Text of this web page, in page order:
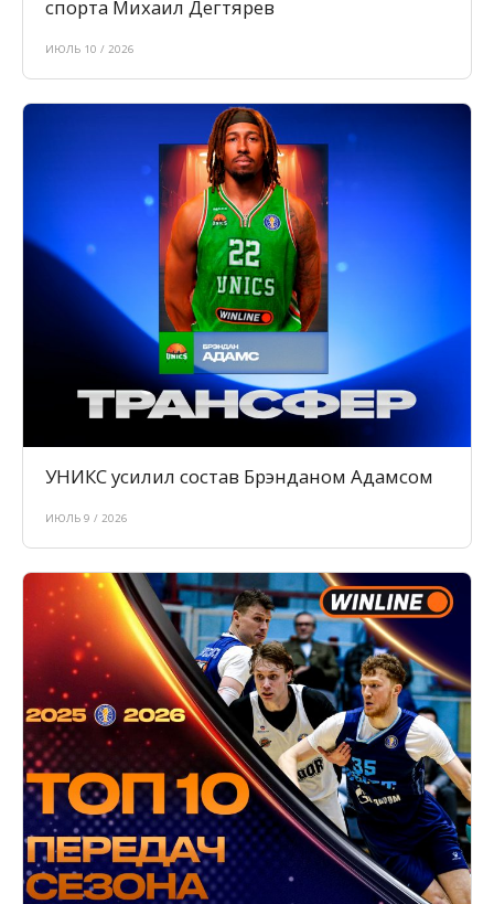
спорта Михаил Дегтярев
ИЮЛЬ 10 / 2026
УНИКС усилил состав Брэнданом Адамсом
ИЮЛЬ 9 / 2026